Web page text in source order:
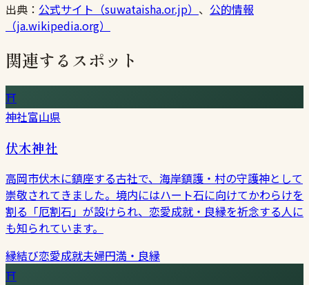
出典： 公式サイト（suwataisha.or.jp） 、 公的情報
（ja.wikipedia.org）
関連するスポット
⛩
神社富山県
伏木神社
高岡市伏木に鎮座する古社で、海岸鎮護・村の守護神として
崇敬されてきました。境内にはハート石に向けてかわらけを
割る「厄割石」が設けられ、恋愛成就・良縁を祈念する人に
も知られています。
縁結び恋愛成就夫婦円満・良縁
⛩